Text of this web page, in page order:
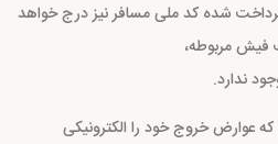
پرداخت شده کد ملی مسافر نیز درج خواهد
فیش مربوطه،
ندارد.
که عوارض خروج خود را الکترونیکی